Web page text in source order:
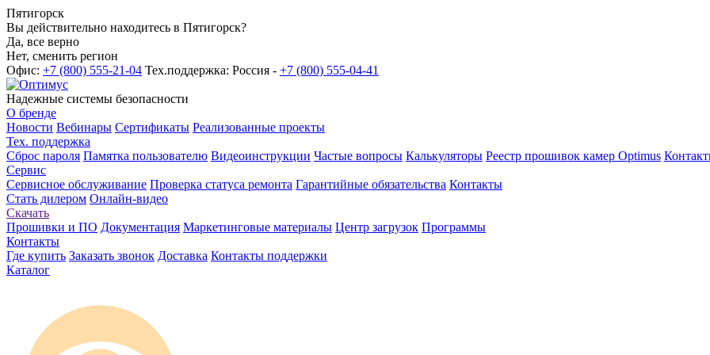
Пятигорск
Вы действительно находитесь в Пятигорск?
Да, все верно
Нет, сменить регион
Офис: +7 (800) 555-21-04 Тех.поддержка: Россия - +7 (800) 555-04-41
Надежные системы безопасности
О бренде
Новости Вебинары Сертификаты Реализованные проекты
Тех. поддержка
Сброс пароля Памятка пользователю Видеоинструкции Частые вопросы Калькуляторы Реестр прошивок камер Optimus
Сервис
Сервисное обслуживание Проверка статуса ремонта Гарантийные обязательства Контакты
Стать дилером Онлайн-видео
Скачать
Прошивки и ПО Документация Маркетинговые материалы Центр загрузок Программы
Контакты
Где купить Заказать звонок Доставка Контакты поддержки
Каталог